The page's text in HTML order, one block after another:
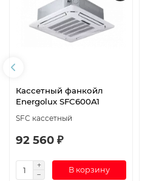
Кассетный фанкойл
Energolux SFC600A1
SFC кассетный
92 560 ₽
В корзину